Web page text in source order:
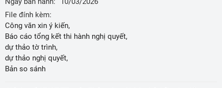
File đính kèm:
Công văn xin ý kiến,
Báo cáo tổng kết thi hành nghị quyết,
dự thảo tờ trình,
dự thảo nghị quyết,
Bản so sánh